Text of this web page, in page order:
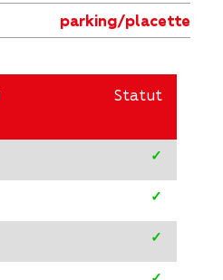
parking/placette
Statut
✓
✓
✓